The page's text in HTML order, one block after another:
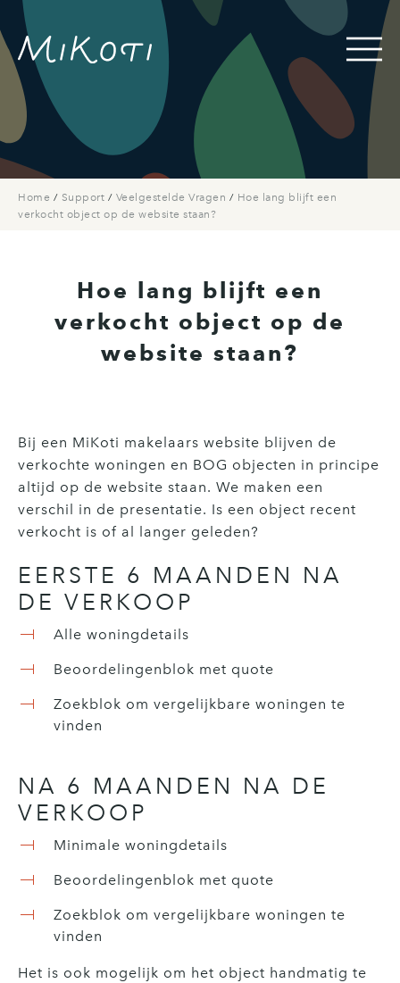
Home / Support / Veelgestelde Vragen / Hoe lang blijft een
verkocht object op de website staan?
Hoe lang blijft een
verkocht object op de
website staan?
Bij een MiKoti makelaars website blijven de
verkochte woningen en BOG objecten in principe
altijd op de website staan. We maken een
verschil in de presentatie. Is een object recent
verkocht is of al langer geleden?
EERSTE 6 MAANDEN NA
DE VERKOOP
Alle woningdetails
Beoordelingenblok met quote
Zoekblok om vergelijkbare woningen te
vinden
NA 6 MAANDEN NA DE
VERKOOP
Minimale woningdetails
Beoordelingenblok met quote
Zoekblok om vergelijkbare woningen te
vinden
Het is ook mogelijk om het object handmatig te